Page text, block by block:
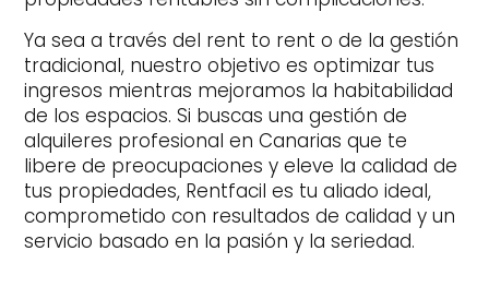
Ya sea a través del rent to rent o de la gestión
tradicional, nuestro objetivo es optimizar tus
ingresos mientras mejoramos la habitabilidad
de los espacios. Si buscas una gestión de
alquileres profesional en Canarias que te
libere de preocupaciones y eleve la calidad de
tus propiedades, Rentfacil es tu aliado ideal,
comprometido con resultados de calidad y un
servicio basado en la pasión y la seriedad.